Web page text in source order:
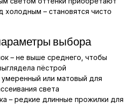
холодным – становятся чисто
выбора
– не выше среднего, чтобы
пёстрой
умеренный или матовый для
света
– редкие длинные прожилки для